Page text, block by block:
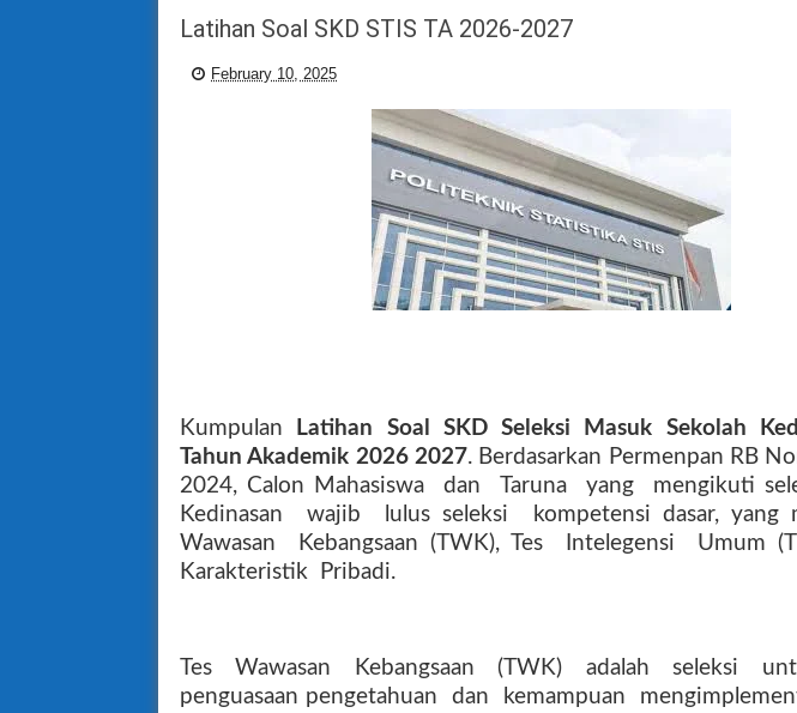
Latihan Soal SKD STIS TA 2026-2027
February 10, 2025
Kumpulan
Latihan Soal SKD Seleksi Masuk Sekolah
Tahun Akademik 2026 2027. Berdasarkan Permenpan RB
2024, Calon Mahasiswa
dan Taruna yang
mengikuti
Kedinasan
wajib lulus seleksi
kompetensi dasar, yang
Wawasan
Kebangsaan (TWK), Tes Intelegensi
Umum
Karakteristik
Pribadi.
Tes Wawasan Kebangsaan (TWK) adalah seleksi
penguasaan pengetahuan
dan kemampuan